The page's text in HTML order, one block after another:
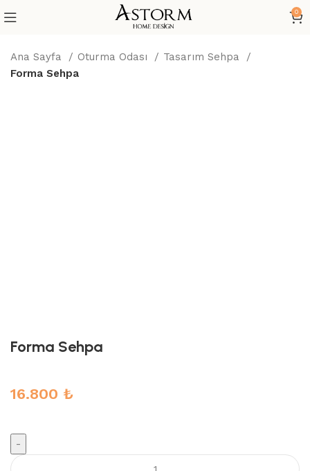
0
Ana Sayfa Oturma Odası
Tasarım Sehpa
Forma Sehpa
Forma Sehpa
16.800 ₺